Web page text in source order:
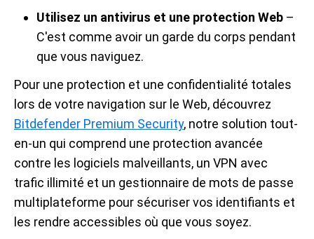
Utilisez un antivirus et une protection Web –
C'est comme avoir un garde du corps pendant
que vous naviguez.
Pour une protection et une confidentialité totales
lors de votre navigation sur le Web, découvrez
Bitdefender Premium Security, notre solution tout-
en-un qui comprend une protection avancée
contre les logiciels malveillants, un VPN avec
trafic illimité et un gestionnaire de mots de passe
multiplateforme pour sécuriser vos identifiants et
les rendre accessibles où que vous soyez.